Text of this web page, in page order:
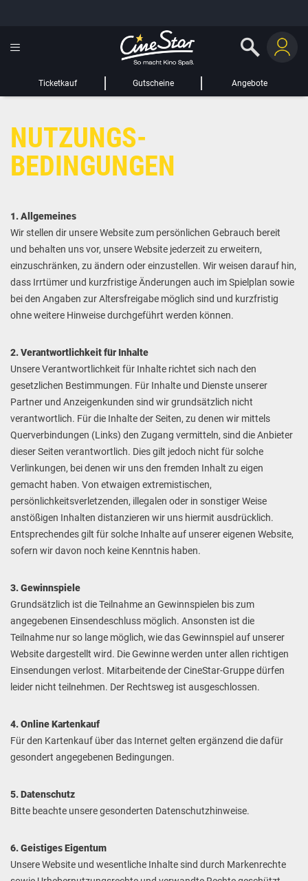
Ticketkauf Gutscheine Angebote
LIEBER CINESTAR-GAST,
Sie werden nun auf eine Website eines Drittanbieters weitergeleitet.
WEITER ZUR EXTERNEN SEITE
GUTSCHEIN HINZUFÜGEN
Gutschein
Gültig bis:
NUTZUNGS­
BEDINGUNGEN
1. Allgemeines
Wir stellen dir unsere Website zum persönlichen Gebrauch bereit
und behalten uns vor, unsere Website jederzeit zu erweitern,
einzuschränken, zu ändern oder einzustellen. Wir weisen darauf hin,
dass Irrtümer und kurzfristige Änderungen auch im Spielplan sowie
bei den Angaben zur Altersfreigabe möglich sind und kurzfristig
ohne weitere Hinweise durchgeführt werden können.
2. Verantwortlichkeit für Inhalte
Unsere Verantwortlichkeit für Inhalte richtet sich nach den
gesetzlichen Bestimmungen. Für Inhalte und Dienste unserer
Partner und Anzeigenkunden sind wir grundsätzlich nicht
verantwortlich. Für die Inhalte der Seiten, zu denen wir mittels
Querverbindungen (Links) den Zugang vermitteln, sind die Anbieter
dieser Seiten verantwortlich. Dies gilt jedoch nicht für solche
Verlinkungen, bei denen wir uns den fremden Inhalt zu eigen
gemacht haben. Von etwaigen extremistischen,
persönlichkeitsverletzenden, illegalen oder in sonstiger Weise
anstößigen Inhalten distanzieren wir uns hiermit ausdrücklich.
Entsprechendes gilt für solche Inhalte auf unserer eigenen Website,
sofern wir davon noch keine Kenntnis haben.
3. Gewinnspiele
Grundsätzlich ist die Teilnahme an Gewinnspielen bis zum
angegebenen Einsendeschluss möglich. Ansonsten ist die
Teilnahme nur so lange möglich, wie das Gewinnspiel auf unserer
Website dargestellt wird. Die Gewinne werden unter allen richtigen
Einsendungen verlost. Mitarbeitende der CineStar-Gruppe dürfen
leider nicht teilnehmen. Der Rechtsweg ist ausgeschlossen.
4. Online Kartenkauf
Für den Kartenkauf über das Internet gelten ergänzend die dafür
gesondert angegebenen Bedingungen.
5. Datenschutz
Bitte beachte unsere gesonderten Datenschutzhinweise.
6. Geistiges Eigentum
Unsere Website und wesentliche Inhalte sind durch Markenrechte